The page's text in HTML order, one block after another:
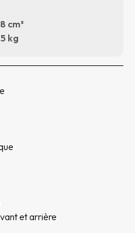
cm³
kg
et arrière